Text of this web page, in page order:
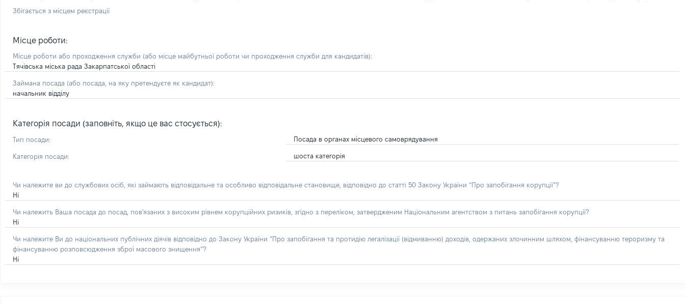
Збігається з місцем реєстрації
Місце роботи:
Місце роботи або проходження служби (або місце майбутньої роботи чи проходження служби для кандидатів):
Тячівська міська рада Закарпатської області
Займана посада (або посада, на яку претендуєте як кандидат):
начальник відділу
Категорія посади (заповніть, якщо це вас стосується):
Тип посади: Посада в органах місцевого самоврядування
Категорія посади: шоста категорія
Чи належите ви до службових осіб, які займають відповідальне та особливо відповідальне становище, відповідно до статті 50 Закону України “Про запобігання корупції”?
Ні
Чи належить Ваша посада до посад, пов'язаних з високим рівнем корупційних ризиків, згідно з переліком, затвердженим Національним агентством з питань запобігання корупції?
Ні
Чи належите Ви до національних публічних діячів відповідно до Закону України “Про запобігання та протидію легалізації (відмиванню) доходів, одержаних злочинним шляхом, фінансуванню тероризму та
фінансуванню розповсюдження зброї масового знищення”?
Ні